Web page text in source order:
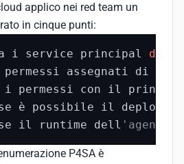
applico nei red team un
in cinque punti:
i service principal
permessi assegnati di
è possibile il deploy
il runtime dell 'agent
P4SA è